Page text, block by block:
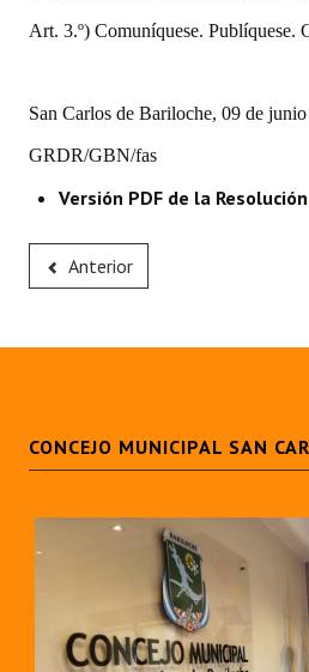
Mujeres que Dejaron Huellas -
Antiguos Pobladores - Registro
REFORMA DE LA CARTA
Art. 3.º) Comuníquese. Publíquese.
San Carlos de Bariloche, 09 de
GRDR/GBN/fas
Versión PDF de la Resolución
Anterior
CONCEJO MUNICIPAL SAN